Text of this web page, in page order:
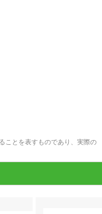
ことを表すものであり、実際の